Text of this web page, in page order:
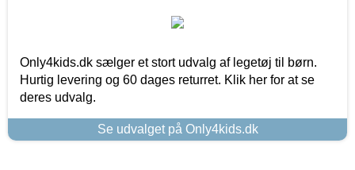
Only4kids.dk sælger et stort udvalg af legetøj til børn.
Hurtig levering og 60 dages returret. Klik her for at se
deres udvalg.
Se udvalget på Only4kids.dk